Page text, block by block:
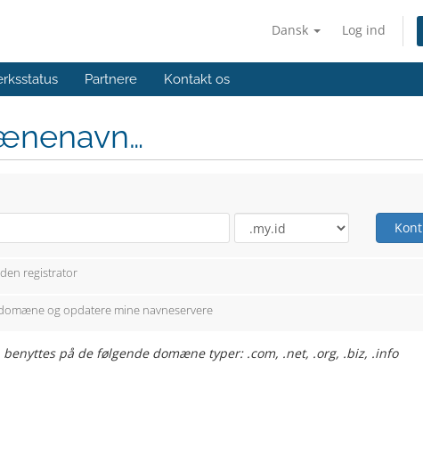
Dansk Log ind
Partnere Kontakt os
registrator
og opdatere mine navneservere
på de følgende domæne typer: .com, .net, .org, .biz, .info